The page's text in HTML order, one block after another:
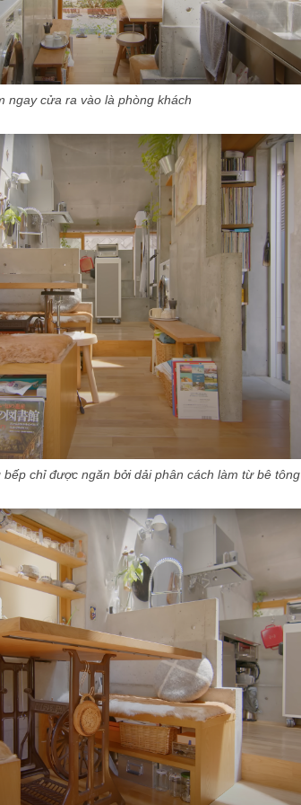
ngay cửa ra vào là phòng khách
chỉ được ngăn bởi dải phân cách làm từ bê tông